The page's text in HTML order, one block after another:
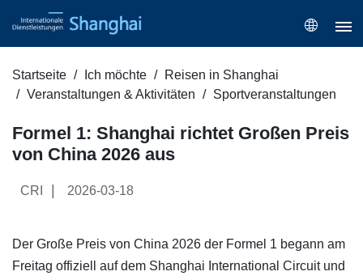
Startseite Ich möchte
Reisen in Shanghai
Veranstaltungen & Aktivitäten
Sportveranstaltungen
Formel 1: Shanghai richtet Großen Preis
von China 2026 aus
CRI 2026-03-18
Der Große Preis von China 2026 der Formel 1 begann am
Freitag offiziell auf dem Shanghai International Circuit und